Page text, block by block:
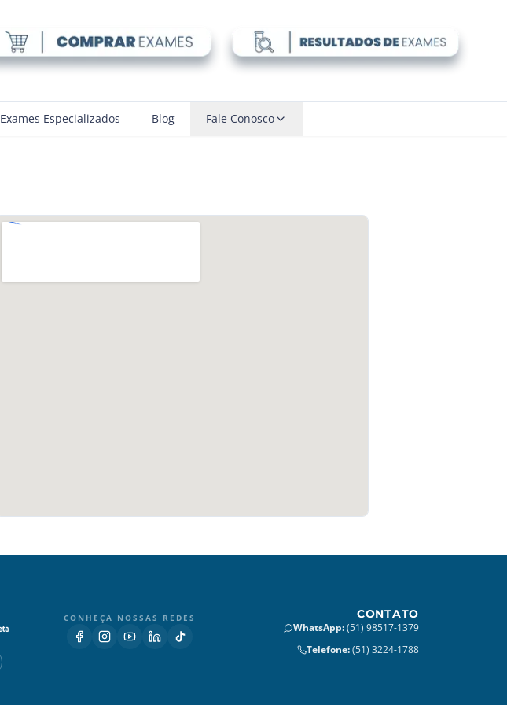
Exames Especializados Blog Fale Conosco
CONHEÇA NOSSAS REDES CONTATO
WhatsApp:(51) 98517-1379
Telefone:(51) 3224-1788